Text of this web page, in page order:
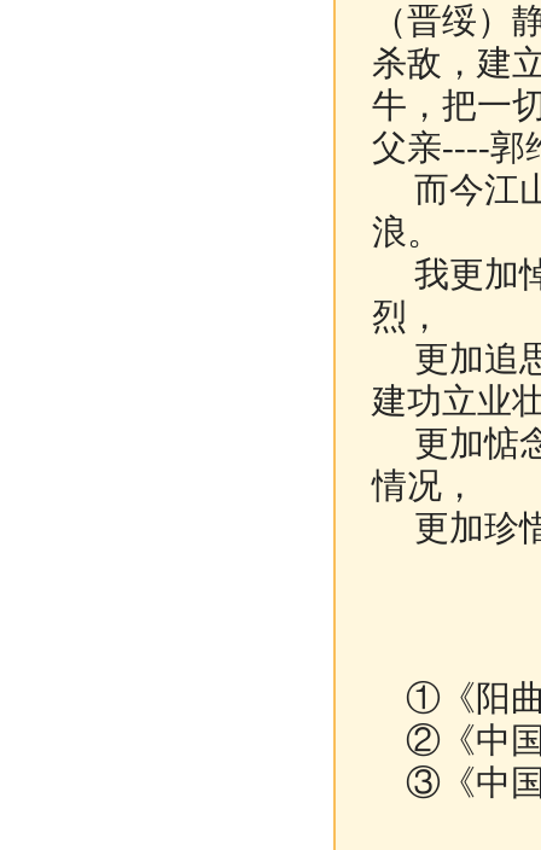
（晋绥）
杀敌，建
牛，把一
父亲----郭
而今江
浪。
我更加
烈，
更加追
建功立业
更加惦
情况，
更加珍
①《阳曲
②《中国
③《中国